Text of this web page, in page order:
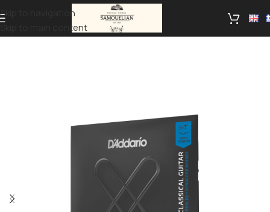
Skip to navigation
Skip to main content